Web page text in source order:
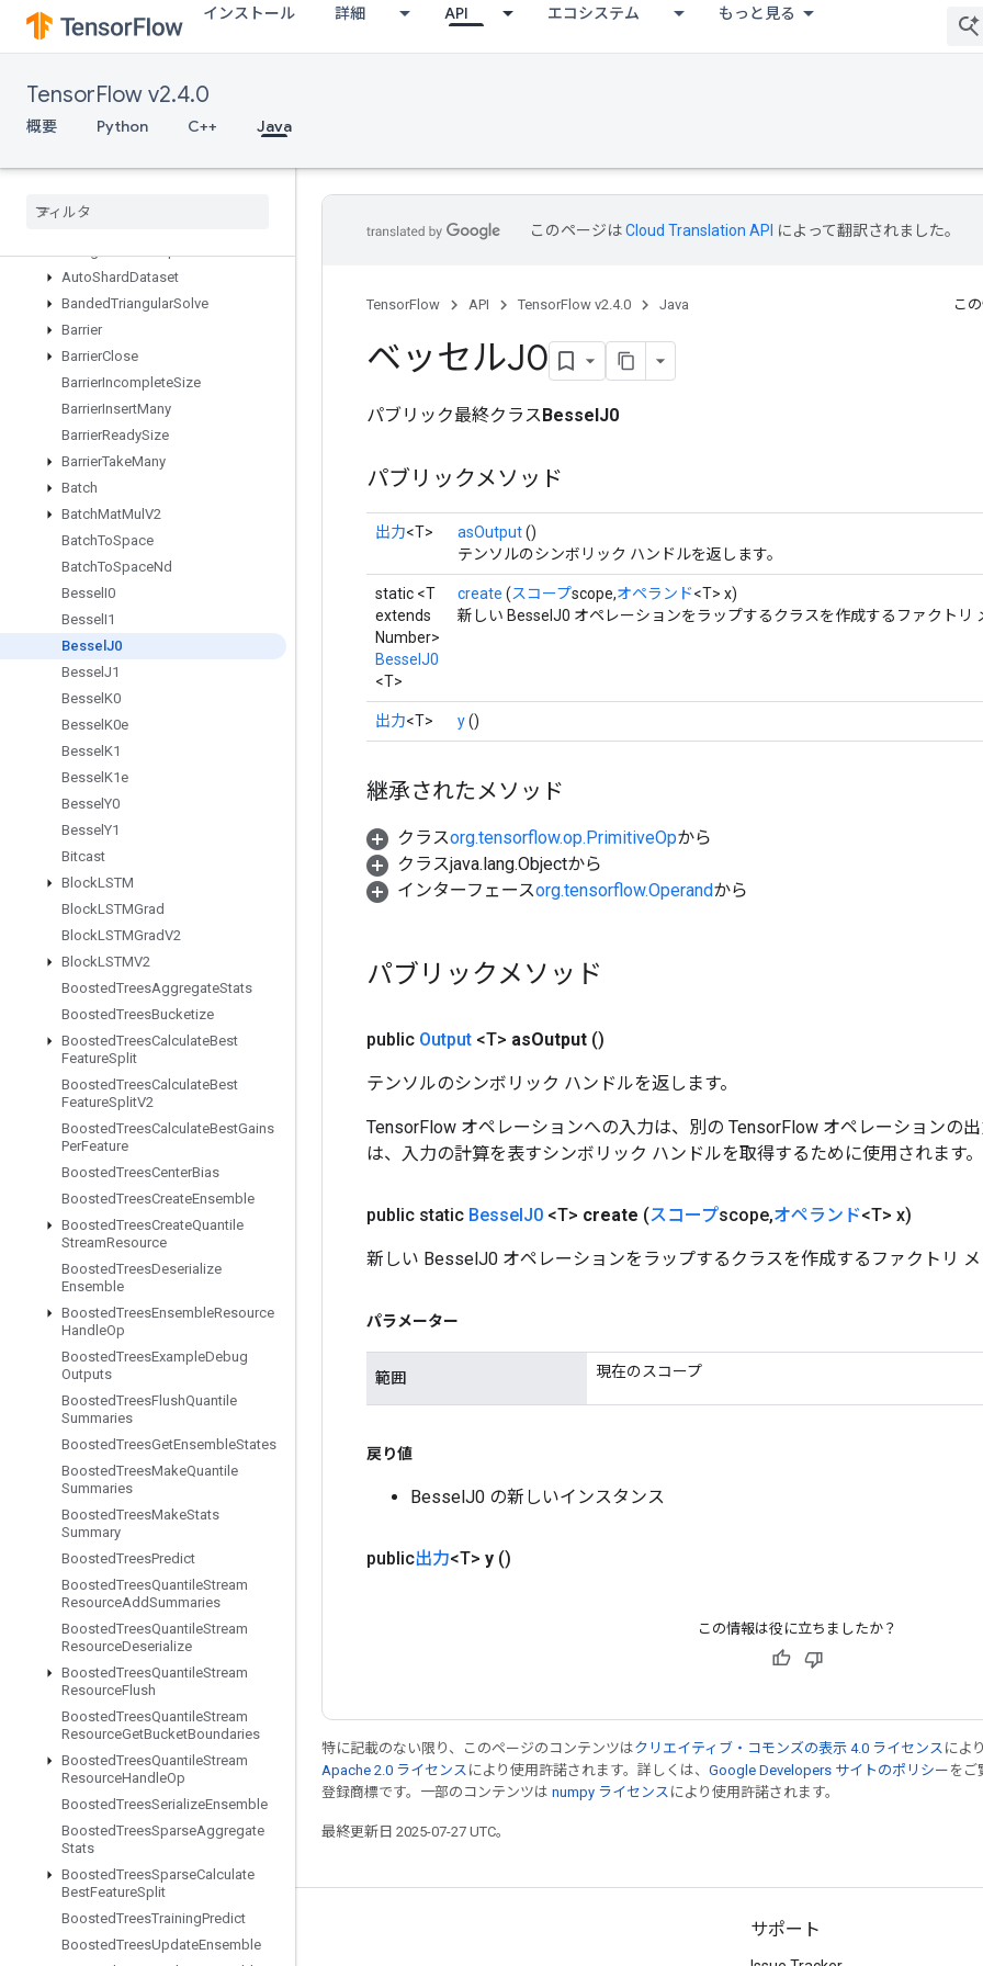
インストール 詳細 API エコシステム もっと見る
TensorFlow v2.4.0
概要 Python C++ Java
ApplyAdagradV2
AssertCardinalityDataset
AssertThat
Assign
AssignAddVariableOp
AutoShardDataset
BandedTriangularSolve
Barrier
BarrierClose
BarrierIncompleteSize
BarrierInsertMany
BarrierReadySize
BarrierTakeMany
Batch
BatchMatMul V2
BatchToSpace
BatchToSpaceNd
Bessel I0
Bessel I1
Bessel J0
Bessel J1
Bessel K0
Bessel K0e
Bessel K1
Bessel K1e
Bessel Y0
Bessel Y1
Bitcast
BlockLSTM
BlockLSTMGrad
BlockLSTMGradV2
BlockLSTMV2
BoostedTreesAggregateStats
BoostedTreesBucketize
BoostedTreesCalculateBest
FeatureSplit
BoostedTreesCalculateBest
FeatureSplitV2
BoostedTreesCalculateBestGains
PerFeature
BoostedTreesCenterBias
BoostedTreesCreateEnsemble
BoostedTreesCreateQuantile
StreamResource
BoostedTreesDeserialize
Ensemble
BoostedTreesEnsembleResource
HandleOp
BoostedTreesExampleDebug
Outputs
BoostedTreesFlushQuantile
Summaries
BoostedTreesGetEnsembleStates
BoostedTreesMakeQuantile
Summaries
BoostedTreesMakeStats
Summary
BoostedTreesPredict
BoostedTreesQuantileStream
ResourceAddSummaries
BoostedTreesQuantileStream
ResourceDeserialize
BoostedTreesQuantileStream
ResourceFlush
BoostedTreesQuantileStream
ResourceGetBucketBoundaries
BoostedTreesQuantileStream
ResourceHandleOp
BoostedTreesSerializeEnsemble
BoostedTreesSparseAggregate
Stats
BoostedTreesSparseCalculate
BestFeatureSplit
BoostedTreesTrainingPredict
BoostedTreesUpdateEnsemble
このページはCloud Translation API によって翻訳されました。
TensorFlow API TensorFlow v2.4.0 Java こ
ベッセルJ0
パブリック最終クラスBesselJ0
パブリックメソッド
出力<T> asOutput()
テンソルのシンボリック ハンドルを返します。
static <T
extends
Number>
BesselJ0
<T>
create (スコープscope,オペランド<T> x)
新しい BesselJ0 オペレーションをラップするクラスを作成するファクトリ
出力<T> y()
継承されたメソッド
クラスorg.tensorflow.op.PrimitiveOpから
クラスjava.lang.Objectから
インターフェースorg.tensorflow.Operandから
パブリックメソッド
public Output <T> asOutput ()
テンソルのシンボリック ハンドルを返します。
TensorFlow オペレーションへの入力は、別の TensorFlow オペレーションの
は、入力の計算を表すシンボリック ハンドルを取得するために使用されます。
public static BesselJ0 <T> create (スコープscope,オペランド<T> x)
新しい BesselJ0 オペレーションをラップするクラスを作成するファクトリ メ
パラメーター
範囲 現在のスコープ
戻り値
BesselJ0 の新しいインスタンス
public出力<T> y ()
この情報は役に立ちましたか？
特に記載のない限り、このページのコンテンツはクリエイティブ・コモンズの表示 4.0 ライセンス によ
Apache 2.0 ライセンス により使用許諾されます。詳しくは、 Google Developers サイトのポリシー をご
登録商標です。一部のコンテンツは numpy ライセンス により使用許諾されます。
最終更新日 2025-07-27 UTC。
つながる サポート